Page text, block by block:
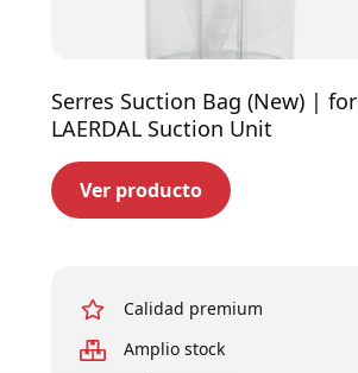
Serres Suction Bag (New) | for
LAERDAL Suction Unit
Ver producto
Calidad premium
Amplio stock